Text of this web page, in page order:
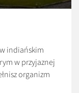
indiańskim
w przyjaznej
organizm
na